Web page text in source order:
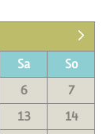
Sa
So
6
7
13
14